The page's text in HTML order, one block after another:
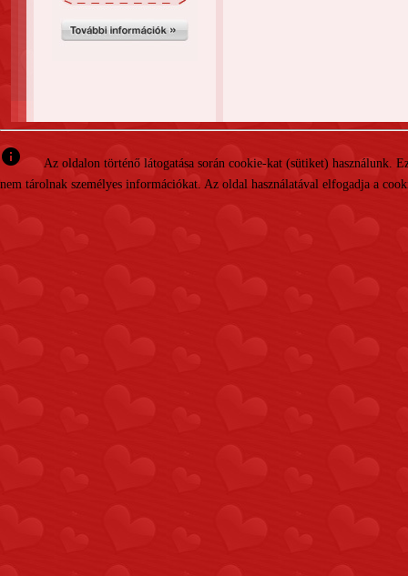
info
Az oldalon történő látogatása során cookie-kat (sütiket)
nem tárolnak személyes információkat. Az oldal használatával elfogadja a